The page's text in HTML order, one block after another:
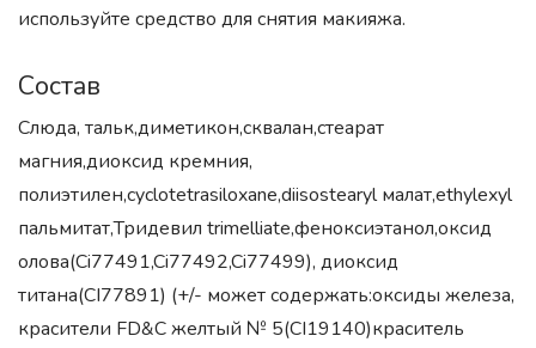
используйте средство для снятия макияжа.
Состав
Слюда, тальк,диметикон,сквалан,стеарат
магния,диоксид кремния,
полиэтилен,cyclotetrasiloxane,diisostearyl малат,ethylexyl
пальмитат,Тридевил trimelliate,феноксиэтанол,оксид
олова(Ci77491,Ci77492,Ci77499), диоксид
титана(CI77891) (+/- может содержать:оксиды железа,
красители FD&C желтый № 5(CI19140)краситель